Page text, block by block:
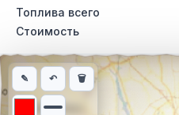
Топлива всего
Стоимость
Интерактивная карта
✎ ↶ 🗑